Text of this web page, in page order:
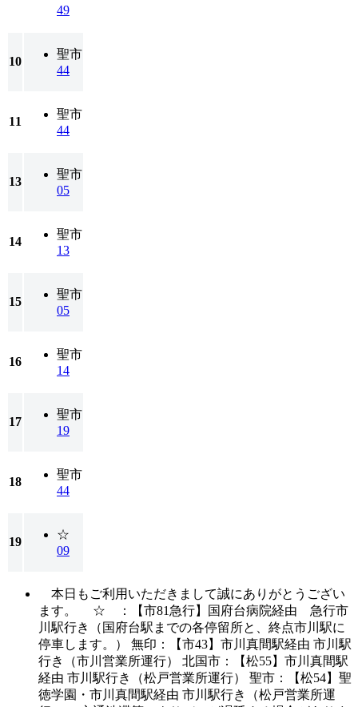
49
10
聖市
44
11
聖市
44
13
聖市
05
14
聖市
13
15
聖市
05
16
聖市
14
17
聖市
19
18
聖市
44
19
☆
09
本日もご利用いただきまして誠にありがとうござい
ます。 ☆ ：【市81急行】国府台病院経由 急行市
川駅行き（国府台駅までの各停留所と、終点市川駅に
停車します。） 無印：【市43】市川真間駅経由 市川駅
行き（市川営業所運行） 北国市：【松55】市川真間駅
経由 市川駅行き（松戸営業所運行） 聖市：【松54】聖
徳学園・市川真間駅経由 市川駅行き（松戸営業所運